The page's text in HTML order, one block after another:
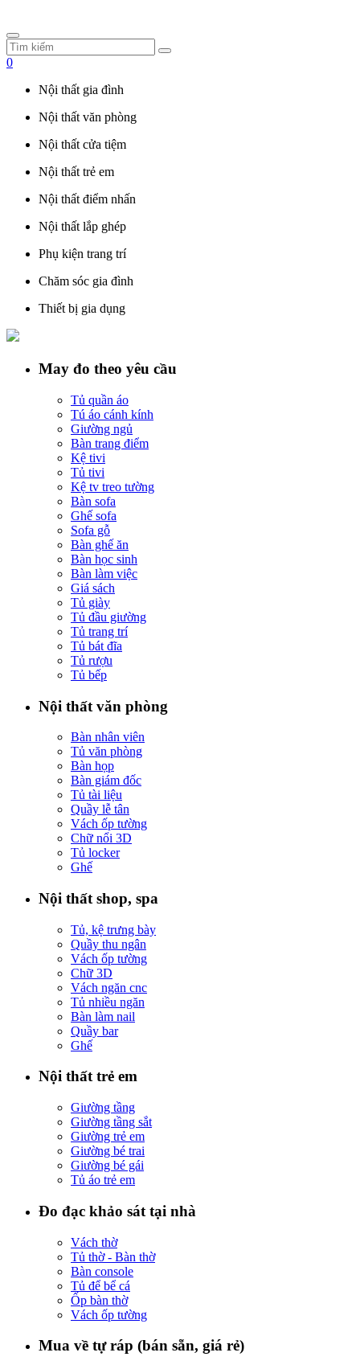
0
Nội thất gia đình
Nội thất văn phòng
Nội thất cửa tiệm
Nội thất trẻ em
Nội thất điểm nhấn
Nội thất lắp ghép
Phụ kiện trang trí
Chăm sóc gia đình
Thiết bị gia dụng
May đo theo yêu cầu
Tủ quần áo
Tú áo cánh kính
Giường ngủ
Bàn trang điểm
Kệ tivi
Tủ tivi
Kệ tv treo tường
Bàn sofa
Ghế sofa
Sofa gỗ
Bàn ghế ăn
Bàn học sinh
Bàn làm việc
Giá sách
Tủ giày
Tủ đầu giường
Tủ trang trí
Tủ bát đĩa
Tủ rượu
Tủ bếp
Nội thất văn phòng
Bàn nhân viên
Tủ văn phòng
Bàn họp
Bàn giám đốc
Tủ tài liệu
Quầy lễ tân
Vách ốp tường
Chữ nổi 3D
Tủ locker
Ghế
Nội thất shop, spa
Tủ, kệ trưng bày
Quầy thu ngân
Vách ốp tường
Chữ 3D
Vách ngăn cnc
Tủ nhiều ngăn
Bàn làm nail
Quầy bar
Ghế
Nội thất trẻ em
Giường tầng
Giường tầng sắt
Giường trẻ em
Giường bé trai
Giường bé gái
Tủ áo trẻ em
Đo đạc khảo sát tại nhà
Vách thờ
Tủ thờ - Bàn thờ
Bàn console
Tủ để bể cá
Ốp bàn thờ
Vách ốp tường
Mua về tự ráp (bán sẵn, giá rẻ)